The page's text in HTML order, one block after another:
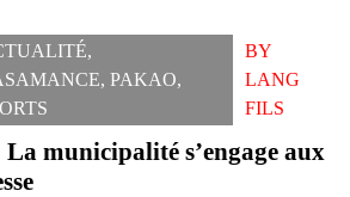
,
, PAKAO,
BY
LANG
FILS
municipalité s’engage aux